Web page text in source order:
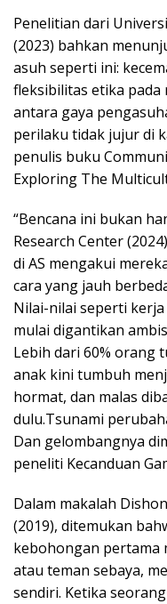
Penelitian dari
(2023) bahkan
asuh seperti ini:
fleksibilitas etika pada
antara gaya
perilaku tidak jujur di
penulis buku
Exploring The
“Bencana ini bukan
Research Center
di AS mengakui
cara yang jauh
Nilai-nilai seperti
mulai digantikan
Lebih dari 60% orang
anak kini tumbuh
hormat, dan malas
dulu.Tsunami
Dan gelombangnya
peneliti Kecanduan
Dalam makalah
(2019), ditemukan
kebohongan pertama
atau teman sebaya,
sendiri. Ketika